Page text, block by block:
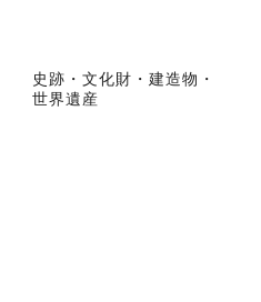
史跡・文化財・建造物・
世界遺産